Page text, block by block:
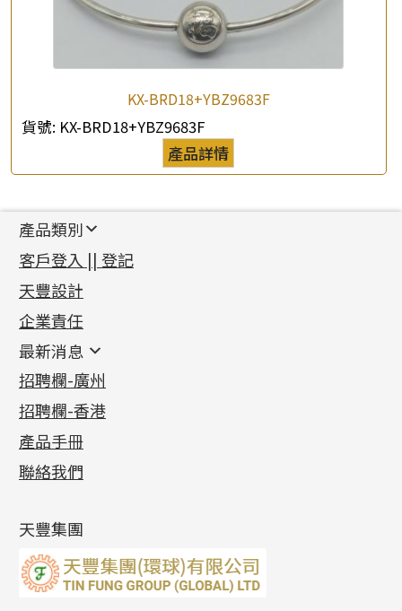
KX-BRD18+YBZ9683F
貨號: KX-BRD18+YBZ9683F
產品詳情
產品類別
新產品
足金系列
足金配件
機織鏈系列
珠仔鏈
镶口链
管狀網鏈
十字車花鏈系列
十字閃O鏈系列
十字錘打鏈系列
側身車花鏈系列
側身鏈系列
雙十字鏈系列
水波鏈系列
蛇骨鏈系列
鏈尾系列
首飾配件
耳環類配件
卷迫系列
螺絲迫系列
梅花迫系列
平臺迫系列
綫拍系列
美拍系列
耳環扣系列
耳綫/耳鈎系列
耳環爪頭
耳環
鏈類配件
動感車花吊墜
調節珠系列
生圈扣系列
龍蝦扣系列
鴨俐制系列
字母吊墜
相盒吊墜
項鏈吊墜
生肖吊墜
其他類配件
珠盤系列
袖口鈕系列
焊片及鐳射綫
空心車花管
珠類配件
無孔光身珠
空心光身珠
無孔批花珠
鑲口類
四爪頭系列
六爪頭系列
車花片
動感車花片
鑲口戒指
鑲口手鏈系列
首飾系列
手镯系列
戒指系列
空心耳環
空心车花管首饰链
空心手鐲系列
貴金屬原料
千足金
記憶金屬系列
記憶戒指
拉簧珠珠手鏈
記憶鈦手鐲
客戶登入 || 登記
天豐設計
企業責任
最新消息
最新消息
各項證書(2)
相片集(9)
展覽會資訊
最新產品資訊
招聘欄-廣州
招聘欄-香港
產品手冊
聯絡我們
天豐集團